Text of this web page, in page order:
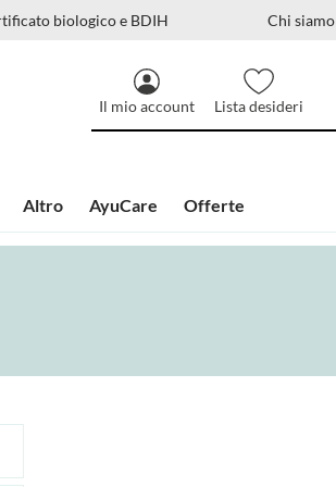
biologico e BDIH Chi siamo
Altro AyuCare Offerte
Il mio account Lista desideri